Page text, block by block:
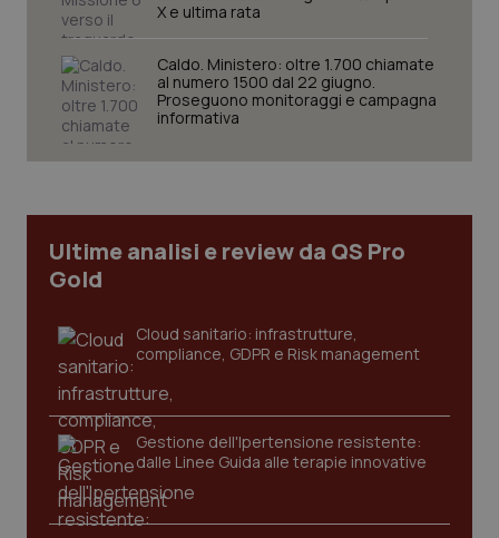
X e ultima rata
Caldo. Ministero: oltre 1.700 chiamate
al numero 1500 dal 22 giugno.
Proseguono monitoraggi e campagna
informativa
Ultime analisi e review da QS Pro
Gold
Cloud sanitario: infrastrutture,
compliance, GDPR e Risk management
Gestione dell'Ipertensione resistente:
dalle Linee Guida alle terapie innovative
tracking-sites-ironfish-
tracking-enable
www.quotidianosanita.it